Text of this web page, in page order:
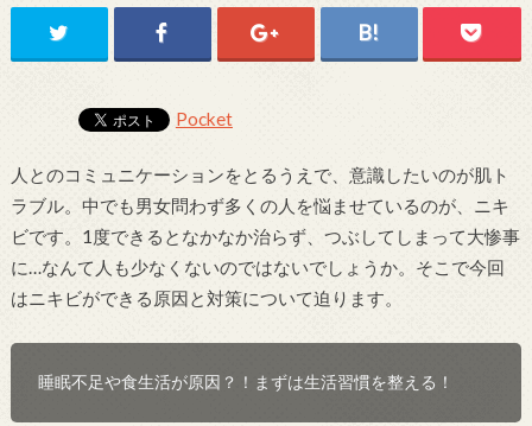
Pocket
人とのコミュニケーションをとるうえで、意識したいのが肌ト
ラブル。中でも男女問わず多くの人を悩ませているのが、ニキ
ビです。1度できるとなかなか治らず、つぶしてしまって大惨事
に…なんて人も少なくないのではないでしょうか。そこで今回
はニキビができる原因と対策について迫ります。
睡眠不足や食生活が原因？！まずは生活習慣を整える！